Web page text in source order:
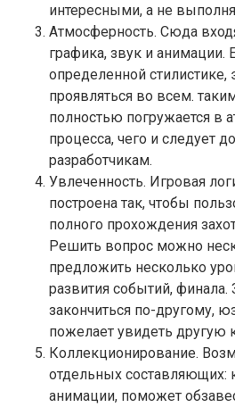
интересными, а не
Атмосферность. Сюда
графика, звук и анимации.
определенной стилистике,
проявляться во всем.
полностью погружается в
процесса, чего и следует
разработчикам.
Увлеченность. Игровая
построена так, чтобы
полного прохождения
Решить вопрос можно
предложить несколько
развития событий, финала.
закончиться по-другому,
пожелает увидеть другую
Коллекционирование.
отдельных составляющих:
анимации, поможет